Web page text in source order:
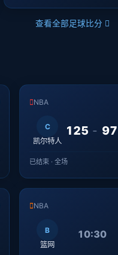
查看全部足球比分
NBA
C
凯尔特人
125 - 97
已结束 · 全场
NBA
B
篮网
10:30